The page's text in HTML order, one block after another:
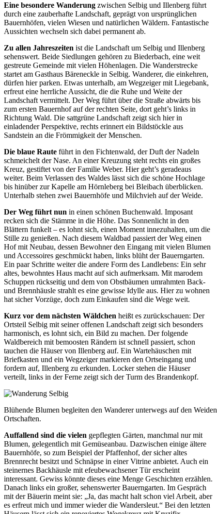
Eine besondere Wanderung zwischen Selbig und Illenberg führt
durch eine zauberhafte Landschaft, geprägt von ursprünglichen
Bauernhöfen, vielen Wiesen und natürlichen Wäldern. Fantastische
Aussichten wechseln sich dabei permanent ab.
Zu allen Jahreszeiten ist die Landschaft um Selbig und Illenberg
sehenswert. Beide Siedlungen gehören zu Biederbach, eine weit
gestreute Gemeinde mit vielen Höhenlagen. Die Wanderstrecke
startet am Gasthaus Bäreneckle in Selbig. Wanderer, die einkehren,
dürfen hier parken. Etwas unterhalb, am Wegzeiger mit Liegebank,
erfreut eine herrliche Aussicht, die die Ruhe und Weite der
Landschaft vermittelt. Der Weg führt über die Straße abwärts bis
zum ersten Bauernhof auf der rechten Seite, dort geht’s links in
Richtung Wald. Die sattgrüne Landschaft zeigt sich hier in
einladender Perspektive, rechts erinnert ein Bildstöckle aus
Sandstein an die Frömmigkeit der Menschen.
Die blaue Raute führt in den Fichtenwald, der Duft der Nadeln
schmeichelt der Nase. An einer Kreuzung steht rechts ein großes
Kreuz, gestiftet von der Familie Weber. Hier geht’s geradeaus
weiter. Beim Verlassen des Waldes lässt sich die schöne Hochlage
bis hinüber zur Kapelle am Hörnleberg bei Bleibach überblicken.
Unterhalb stehen zwei Bauernhöfe und Milchvieh auf der Weide.
Der Weg führt nun in einen schönen Buchenwald. Imposant
recken sich die Stämme in die Höhe. Das Sonnenlicht in den
Blättern funkelt – es lohnt sich, einen Moment innezuhalten, um die
Stille zu genießen. Nach diesem Waldbad passiert der Weg einen
Hof mit Neubau, dessen Bewohner den Eingang mit vielen Blumen
und Accessoires geschmückt haben, links blüht der Bauerngarten.
Ein paar Schritte weiter die andere Form des Landlebens: Ein sehr
altes, bewohntes Haus macht auf sich aufmerksam. Mit marodem
Schuppen rückseitig und dem von Obstbäumen umrahmten Back-
und Brennhäusle strahlt es eine gewisse Idylle aus. Hier zu wohnen
hat sicher Vorzüge, doch zum Einkaufen sind die Wege weit.
Kurz vor dem nächsten Wäldchen heißt es zurückschauen: Der
Ortsteil Selbig mit seiner offenen Landschaft zeigt sich besonders
harmonisch, es lohnt sich, ein Bild zu machen. Der folgende
Waldbereich mit bemoosten Rändern ist schnell passiert, schon
tauchen die Häuser von Illenberg auf. Ein Wartehäuschen mit
Briefkasten und ein Wegzeiger markieren den Ortseingang und
fordern auf, Illenberg zu erkunden. Locker stehen die Häuser
verteilt, links in der Ferne zeigt sich der Turm des Brandenkopf.
Blühende Blumen begleiten den Wanderer unterwegs auf den
Ortschaften.
Auffallend sind die vielen gepflegten Gärten, manchmal nur mit
Blumen, gelegentlich mit Gemüseanbau. Dazwischen einige ältere
Bauernhöfe, so zum Beispiel der Pfaffenhof, der sicher altes
Brennrecht besitzt und Schnäpse in einer Vitrine anbietet. Auch ein
steinernes Backhäusle mit efeubewachsener Tür erscheint
interessant. Gewiss könnte dieses eine Menge Geschichten erzählen.
Danach links ein großer, sehenswerter Bauerngarten. Im Gespräch
mit der Bäuerin meint sie: „Ja, das macht halt schon viel Arbeit, aber
es erfreut mich und immer wieder die Wandersleut.“ Bei den letzten